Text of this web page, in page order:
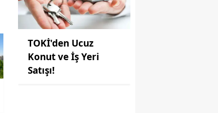
TOKİ'den Ucuz
Konut ve İş Yeri
Satışı!